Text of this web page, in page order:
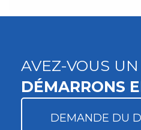
AVEZ-VOUS
DÉMARRONS
DEMANDE DU